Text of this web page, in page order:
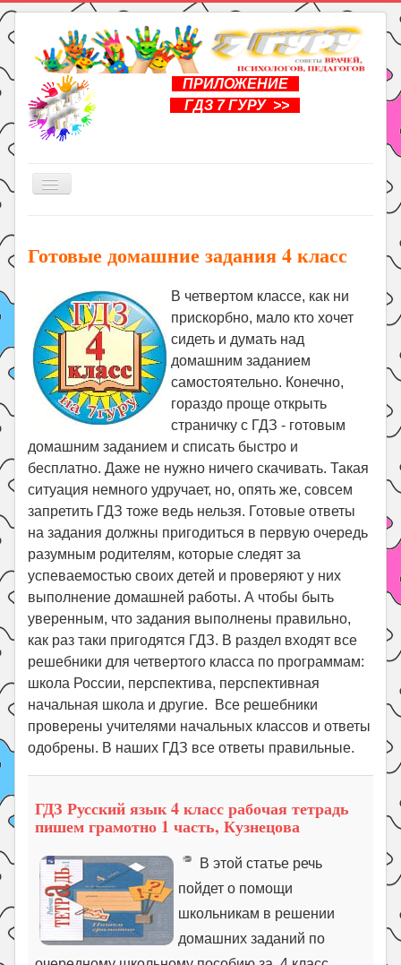
ПРИЛОЖЕНИЕ
ГДЗ 7 ГУРУ >>
Включить/
Книги
Рукоделие
Подготовка к школе
Уроки
ГДЗ
Праздники
Летом!
Поиск
Готовые домашние задания 4 класс
В четвертом классе, как ни
прискорбно, мало кто хочет
сидеть и думать над
домашним заданием
самостоятельно. Конечно,
гораздо проще открыть
страничку с ГДЗ - готовым
домашним заданием и списать быстро и
бесплатно. Даже не нужно ничего скачивать. Такая
ситуация немного удручает, но, опять же, совсем
запретить ГДЗ тоже ведь нельзя. Готовые ответы
на задания должны пригодиться в первую очередь
разумным родителям, которые следят за
успеваемостью своих детей и проверяют у них
выполнение домашней работы. А чтобы быть
уверенным, что задания выполнены правильно,
как раз таки пригодятся ГДЗ. В раздел входят все
решебники для четвертого класса по программам:
школа России, перспектива, перспективная
начальная школа и другие. Все решебники
проверены учителями начальных классов и ответы
одобрены. В наших ГДЗ все ответы правильные.
ГДЗ Русский язык 4 класс рабочая тетрадь
пишем грамотно 1 часть, Кузнецова
В этой статье речь
пойдет о помощи
школьникам в решении
домашних заданий по